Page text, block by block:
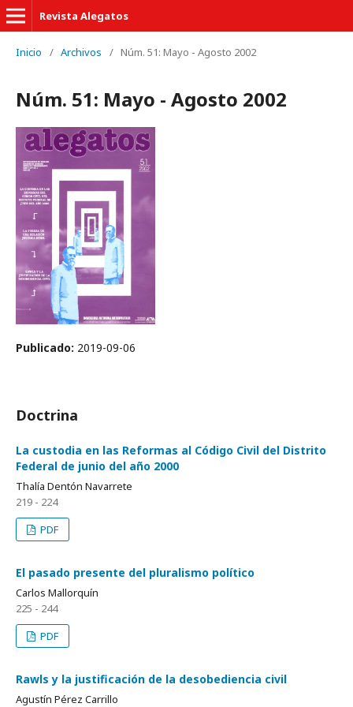
Revista Alegatos
Inicio / Archivos / Núm. 51: Mayo - Agosto 2002
Núm. 51: Mayo - Agosto 2002
Publicado: 2019-09-06
Doctrina
La custodia en las Reformas al Código Civil del Distrito
Federal de junio del año 2000
Thalía Dentón Navarrete
219 - 224
PDF
El pasado presente del pluralismo político
Carlos Mallorquín
225 - 244
PDF
Rawls y la justificación de la desobediencia civil
Agustín Pérez Carrillo